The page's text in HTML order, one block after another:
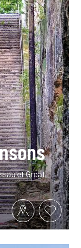
et Great